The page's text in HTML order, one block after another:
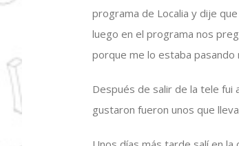
programa de Localia y dije
luego en el programa nos
porque me lo estaba
Después de salir de la tele fui
gustaron fueron unos que